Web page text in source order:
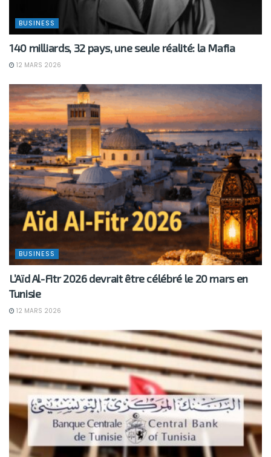
BUSINESS
140 milliards, 32 pays, une seule réalité: la Mafia
12 MARS 2026
BUSINESS
L’Aïd Al-Fitr 2026 devrait être célébré le 20 mars en
Tunisie
12 MARS 2026